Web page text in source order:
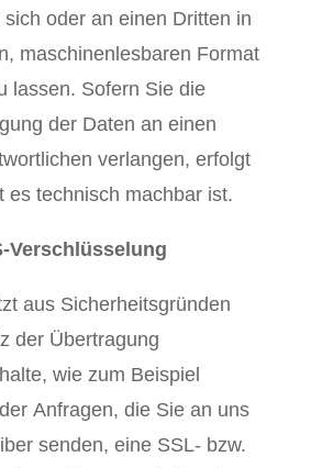
oder an einen Dritten in
maschinenlesbaren Format
lassen. Sofern Sie die
der Daten an einen
verlangen, erfolgt
es technisch machbar ist.
Verschlüsselung
aus Sicherheitsgründen
der Übertragung
wie zum Beispiel
Anfragen, die Sie an uns
senden, eine SSL- bzw.